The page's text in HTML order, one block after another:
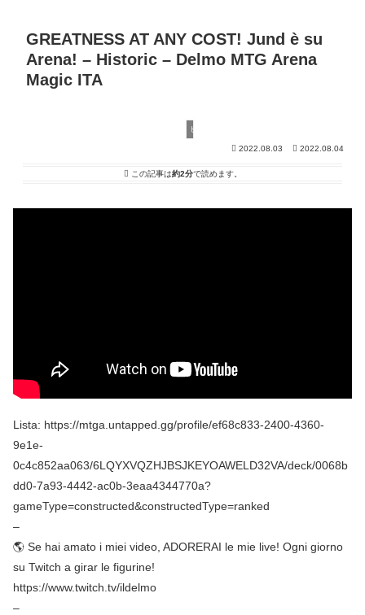
GREATNESS AT ANY COST! Jund è su
Arena! – Historic – Delmo MTG Arena
Magic ITA
ヒストリック
2022.08.03 2022.08.04
この記事は約2分で読めます。
Lista: https://mtga.untapped.gg/profile/ef68c833-2400-4360-
9e1e-
0c4c852aa063/6LQYXVQZHJBSJKEYOAWELD32VA/deck/0068b
dd0-7a93-4442-ac0b-3eaa4344770a?
gameType=constructed&constructedType=ranked
–
🌎 Se hai amato i miei video, ADORERAI le mie live! Ogni giorno
su Twitch a girar le figurine!
https://www.twitch.tv/ildelmo
–